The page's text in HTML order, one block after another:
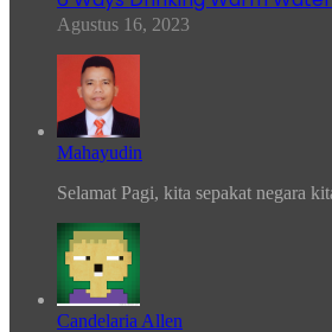
Agustus 16, 2023
Mahayudin
Selamat Pagi, kita sepakat negara
Candelaria Allen